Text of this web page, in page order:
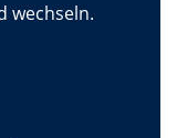
wechseln.